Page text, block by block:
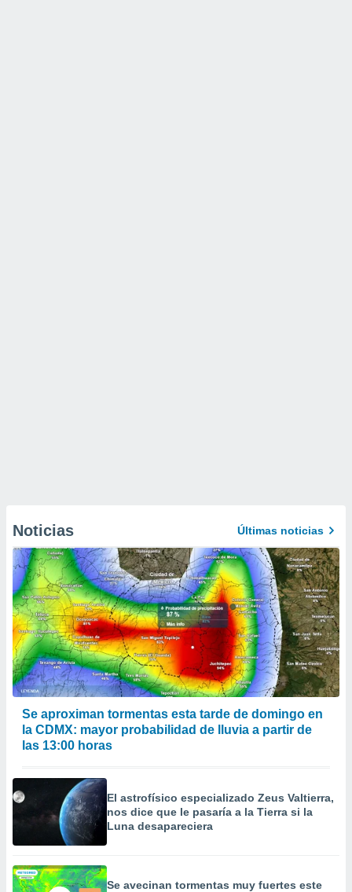
Noticias Últimas noticias
Se aproximan tormentas esta tarde de domingo en
la CDMX: mayor probabilidad de lluvia a partir de
las 13:00 horas
El astrofísico especializado Zeus Valtierra,
nos dice que le pasaría a la Tierra si la
Luna desapareciera
Se avecinan tormentas muy fuertes este